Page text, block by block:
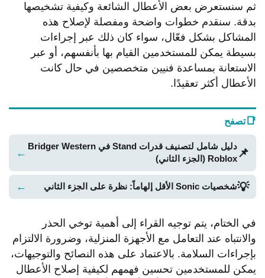
ثم سنستعرض بعض الأعطال الشائعة وكيفية تشخيصها
بدقة. سنقدم خطوات واضحة ومفصلة لإصلاح هذه
المشاكل بشكل فعّال، سواء كان ذلك عبر إجراءات
بسيطة يمكن للمستخدمين القيام بها بأنفسهم، أو عبر
الاستعانة بمساعدة فنيين متخصصين في حال كانت
الأعطال أكثر تعقيدًا.
📑تصفح
📌
دليل شامل لتصنيف قدرات Stand في Bridger Western
Roblox (الجزء الثاني)
←
💡شخصيات Sonic الأقل إلهاماً: نظرة على الجزء الثاني ←
في الختام، يتم توجيه القراء إلى أهمية توخي الحذر
والانتباه عند التعامل مع الأجهزة المنزلية، وضرورة الالتزام
بإجراءات السلامة. بالاعتماد على هذه النصائح والتوجيهات،
يمكن للمستخدمين تحسين فهمهم لكيفية إصلاح الأعطال